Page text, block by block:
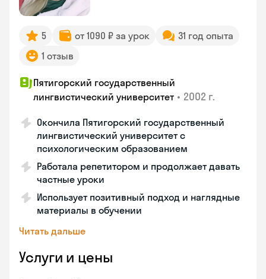
5 от 1090 ₽ за урок
31 год опыта
1 отзыв
Пятигорский государственный
лингвистический университет • 2002 г.
Окончила Пятигорский государственный
лингвистический университет с
психологическим образованием
Работала репетитором и продолжает давать
частные уроки
Использует позитивный подход и наглядные
материалы в обучении
Читать дальше
Услуги и цены